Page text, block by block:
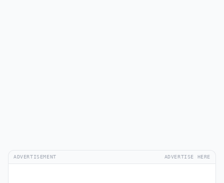
ADVERTISEMENT ADVERTISE HERE